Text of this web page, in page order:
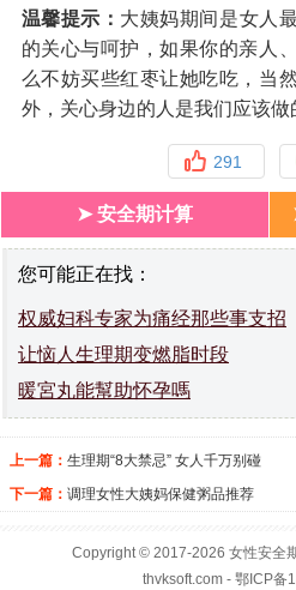
温馨提示： 大姨妈期间是女人
的关心与呵护，如果你的亲人
么不妨买些红枣让她吃吃，当
外，关心身边的人是我们应该做
291
➤ 安全期计算
您可能正在找：
权威妇科专家为痛经那些事支招
让恼人生理期变燃脂时段
暖宮丸能幫助怀孕嗎
上一篇： 生理期“8大禁忌” 女人千万别碰
下一篇： 调理女性大姨妈保健粥品推荐
Copyright © 2017-2026 女性安全
thvksoft.com - 鄂ICP备